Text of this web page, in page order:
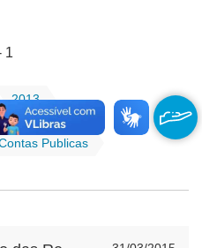
1
2013
Publicas